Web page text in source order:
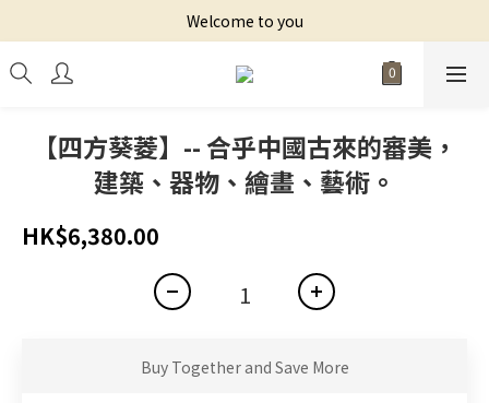
Welcome to you
【四方葵菱】-- 合乎中國古來的審美，
建築、器物、繪畫、藝術。
HK$6,380.00
Buy Together and Save More